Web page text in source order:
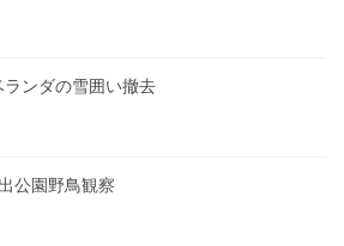
ランダの雪囲い撤去
公園野鳥観察